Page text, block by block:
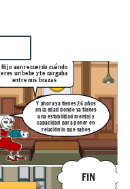
Hijo aun recuerdo cuándo
eres un bebe y te cargaba
entre mis brazas
Y ahora ya tienes 26 años
en la edad donde ya tienes
una estabilidad mental y
capacidad para poner en
relación lo que sabes
FIN